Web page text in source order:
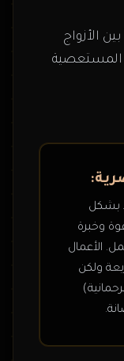
الأزواج
المستعصية
بشكل
وخبرة
الأعمال
ولكن